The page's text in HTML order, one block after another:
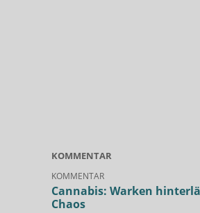
KOMMENTAR
KOMMENTAR
Cannabis: Warken
Chaos